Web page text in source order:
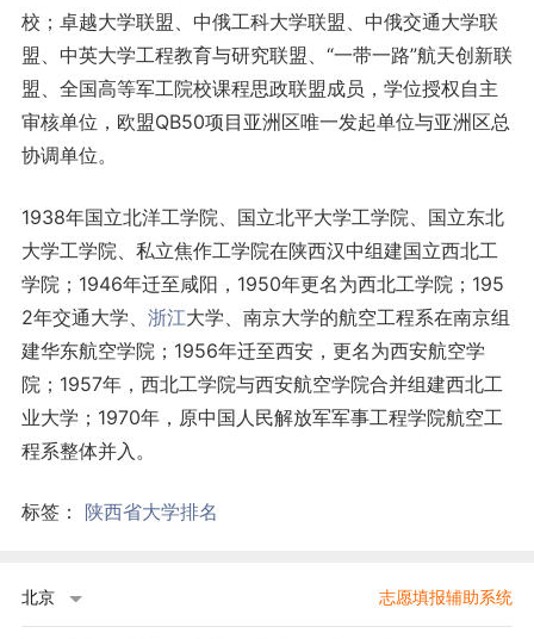
校；卓越大学联盟、中俄工科大学联盟、中俄交通大学联
盟、中英大学工程教育与研究联盟、“一带一路”航天创新联
盟、全国高等军工院校课程思政联盟成员，学位授权自主
审核单位，欧盟QB50项目亚洲区唯一发起单位与亚洲区总
协调单位。
1938年国立北洋工学院、国立北平大学工学院、国立东北
大学工学院、私立焦作工学院在陕西汉中组建国立西北工
学院；1946年迁至咸阳，1950年更名为西北工学院；195
2年交通大学、 浙江大学、南京大学的航空工程系在南京组
建华东航空学院；1956年迁至西安，更名为西安航空学
院；1957年，西北工学院与西安航空学院合并组建西北工
业大学；1970年，原中国人民解放军军事工程学院航空工
程系整体并入。
标签： 陕西省大学排名
北京 志愿填报辅助系统